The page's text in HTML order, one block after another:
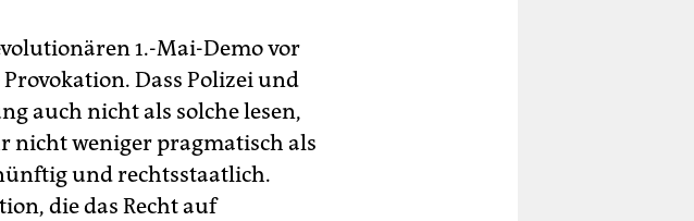
1.-Mai-Demo vor
Dass Polizei und
auch nicht als solche lesen,
nicht weniger pragmatisch als
und rechtsstaatlich.
die das Recht auf